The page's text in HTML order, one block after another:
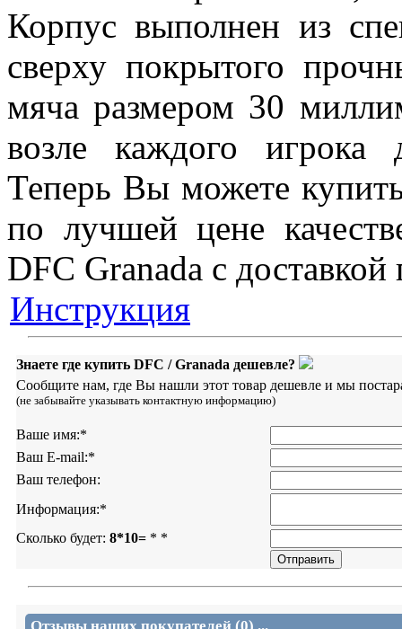
Корпус выполнен из
сверху покрытого
мяча размером 30
возле каждого игрока
Теперь Вы можете
по лучшей цене
DFC Granada с
Инструкция
Знаете где купить DFC / Granada дешевле?
Сообщите нам, где Вы нашли этот товар дешевле и мы
(не забывайте указывать контактную информацию)
Ваше имя:*
Ваш E-mail:*
Ваш телефон:
Информация:*
Сколько будет: 8*10= * *